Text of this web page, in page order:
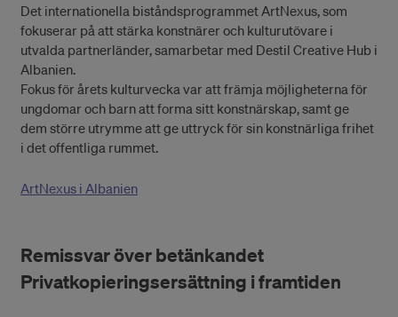
Det internationella biståndsprogrammet ArtNexus, som
fokuserar på att stärka konstnärer och kulturutövare i
utvalda partnerländer, samarbetar med Destil Creative Hub i
Albanien.
Fokus för årets kulturvecka var att främja möjligheterna för
ungdomar och barn att forma sitt konstnärskap, samt ge
dem större utrymme att ge uttryck för sin konstnärliga frihet
i det offentliga rummet.
ArtNexus i Albanien
Remissvar över betänkandet
Privatkopieringsersättning i framtiden